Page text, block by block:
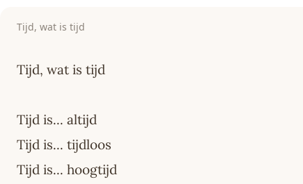
Tijd, wat is tijd
Tijd, wat is tijd
Tijd is... altijd
Tijd is... tijdloos
Tijd is... hoogtijd